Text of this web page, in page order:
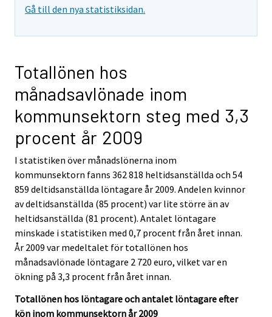
Gå till den nya statistiksidan.
Totallönen hos
månadsavlönade inom
kommunsektorn steg med 3,3
procent år 2009
I statistiken över månadslönerna inom
kommunsektorn fanns 362 818 heltidsanställda och 54
859 deltidsanställda löntagare år 2009. Andelen kvinnor
av deltidsanställda (85 procent) var lite större än av
heltidsanställda (81 procent). Antalet löntagare
minskade i statistiken med 0,7 procent från året innan.
År 2009 var medeltalet för totallönen hos
månadsavlönade löntagare 2 720 euro, vilket var en
ökning på 3,3 procent från året innan.
Totallönen hos löntagare och antalet löntagare efter
kön inom kommunsektorn år 2009